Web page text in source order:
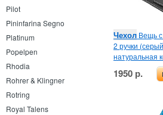
Pilot
Pininfarina Segno
Platinum
Popelpen
Rhodia
Rohrer & Klingner
Rotring
Royal Talens
Чехол Вещь
2 ручки
натуральная
1950 р.